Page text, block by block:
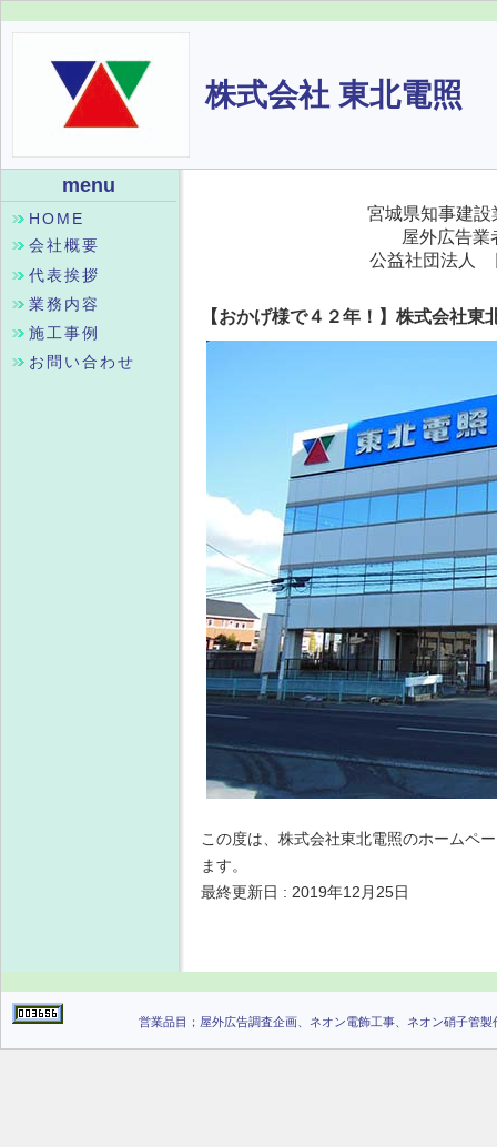
株式会社 東北電照
menu
HOME
会社概要
代表挨拶
業務内容
施工事例
お問い合わせ
宮城県知事建
屋外広告業
公益社団法人
【おかげ様で４２年！】株式会社
この度は、株式会社東北電照のホームペ
ます。
最終更新日 : 2019年12月25日
営業品目；屋外広告調査企画、ネオン電飾工事、ネオン硝子管